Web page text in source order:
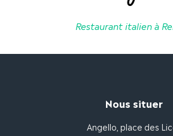
Restaurant italien à
Nous situer
Angello, place des